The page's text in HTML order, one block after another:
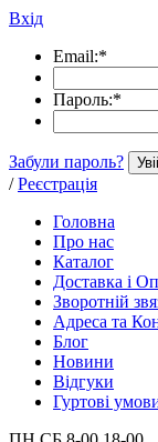
Вхід
Email:*
Пароль:*
Забули пароль?
/ Реєстрація
Головна
Про нас
Каталог
Доставка і
Зворотній
Адреса та
Блог
Новини
Відгуки
Гуртові